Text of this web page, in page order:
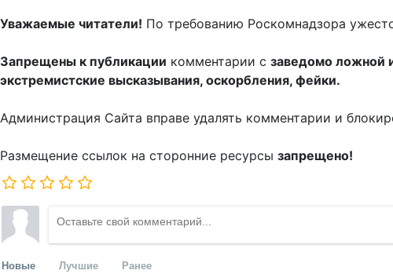
Уважаемые читатели! По требованию Роскомнадзора
Запрещены к публикации комментарии с заведомо ложной
экстремистские высказывания, оскорбления, фейки.
Администрация Сайта вправе удалять комментарии и
Размещение ссылок на сторонние ресурсы запрещено!
Новые Лучшие Ранее